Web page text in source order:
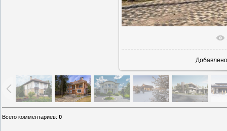
В
Добавлено
Всего комментариев: 0